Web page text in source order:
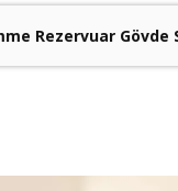
Rezervuar Gövde